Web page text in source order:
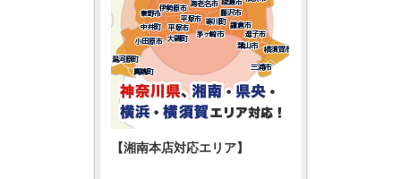
【湘南本店対応エリア】